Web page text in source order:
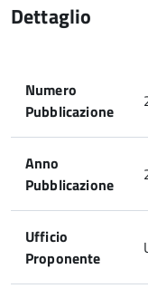
Dettaglio
Numero
Pubblicazione
Anno
Pubblicazione
Ufficio
Proponente